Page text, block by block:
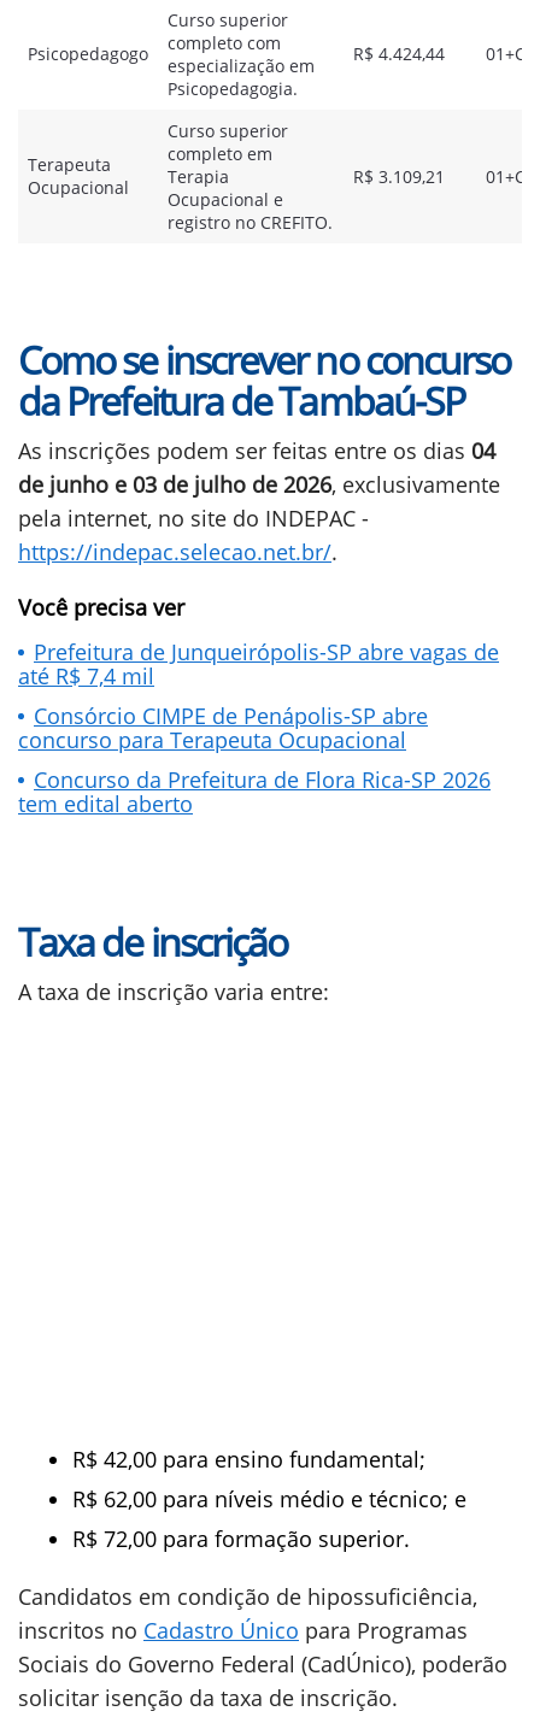
Psicopedagogo
Curso superior
completo com
especialização em
Psicopedagogia.
R$ 4.424,44 01+CR
Terapeuta
Ocupacional
Curso superior
completo em
Terapia
Ocupacional e
registro no CREFITO.
R$ 3.109,21 01+CR
Como se inscrever no concurso
da Prefeitura de Tambaú-SP
As inscrições podem ser feitas entre os dias 04
de junho e 03 de julho de 2026, exclusivamente
pela internet, no site do INDEPAC -
https://indepac.selecao.net.br/.
Você precisa ver
Prefeitura de Junqueirópolis-SP abre vagas de
até R$ 7,4 mil
Consórcio CIMPE de Penápolis-SP abre
concurso para Terapeuta Ocupacional
Concurso da Prefeitura de Flora Rica-SP 2026
tem edital aberto
Taxa de inscrição
A taxa de inscrição varia entre:
R$ 42,00 para ensino fundamental;
R$ 62,00 para níveis médio e técnico; e
R$ 72,00 para formação superior.
Candidatos em condição de hipossuficiência,
inscritos no Cadastro Único para Programas
Sociais do Governo Federal (CadÚnico), poderão
solicitar isenção da taxa de inscrição.